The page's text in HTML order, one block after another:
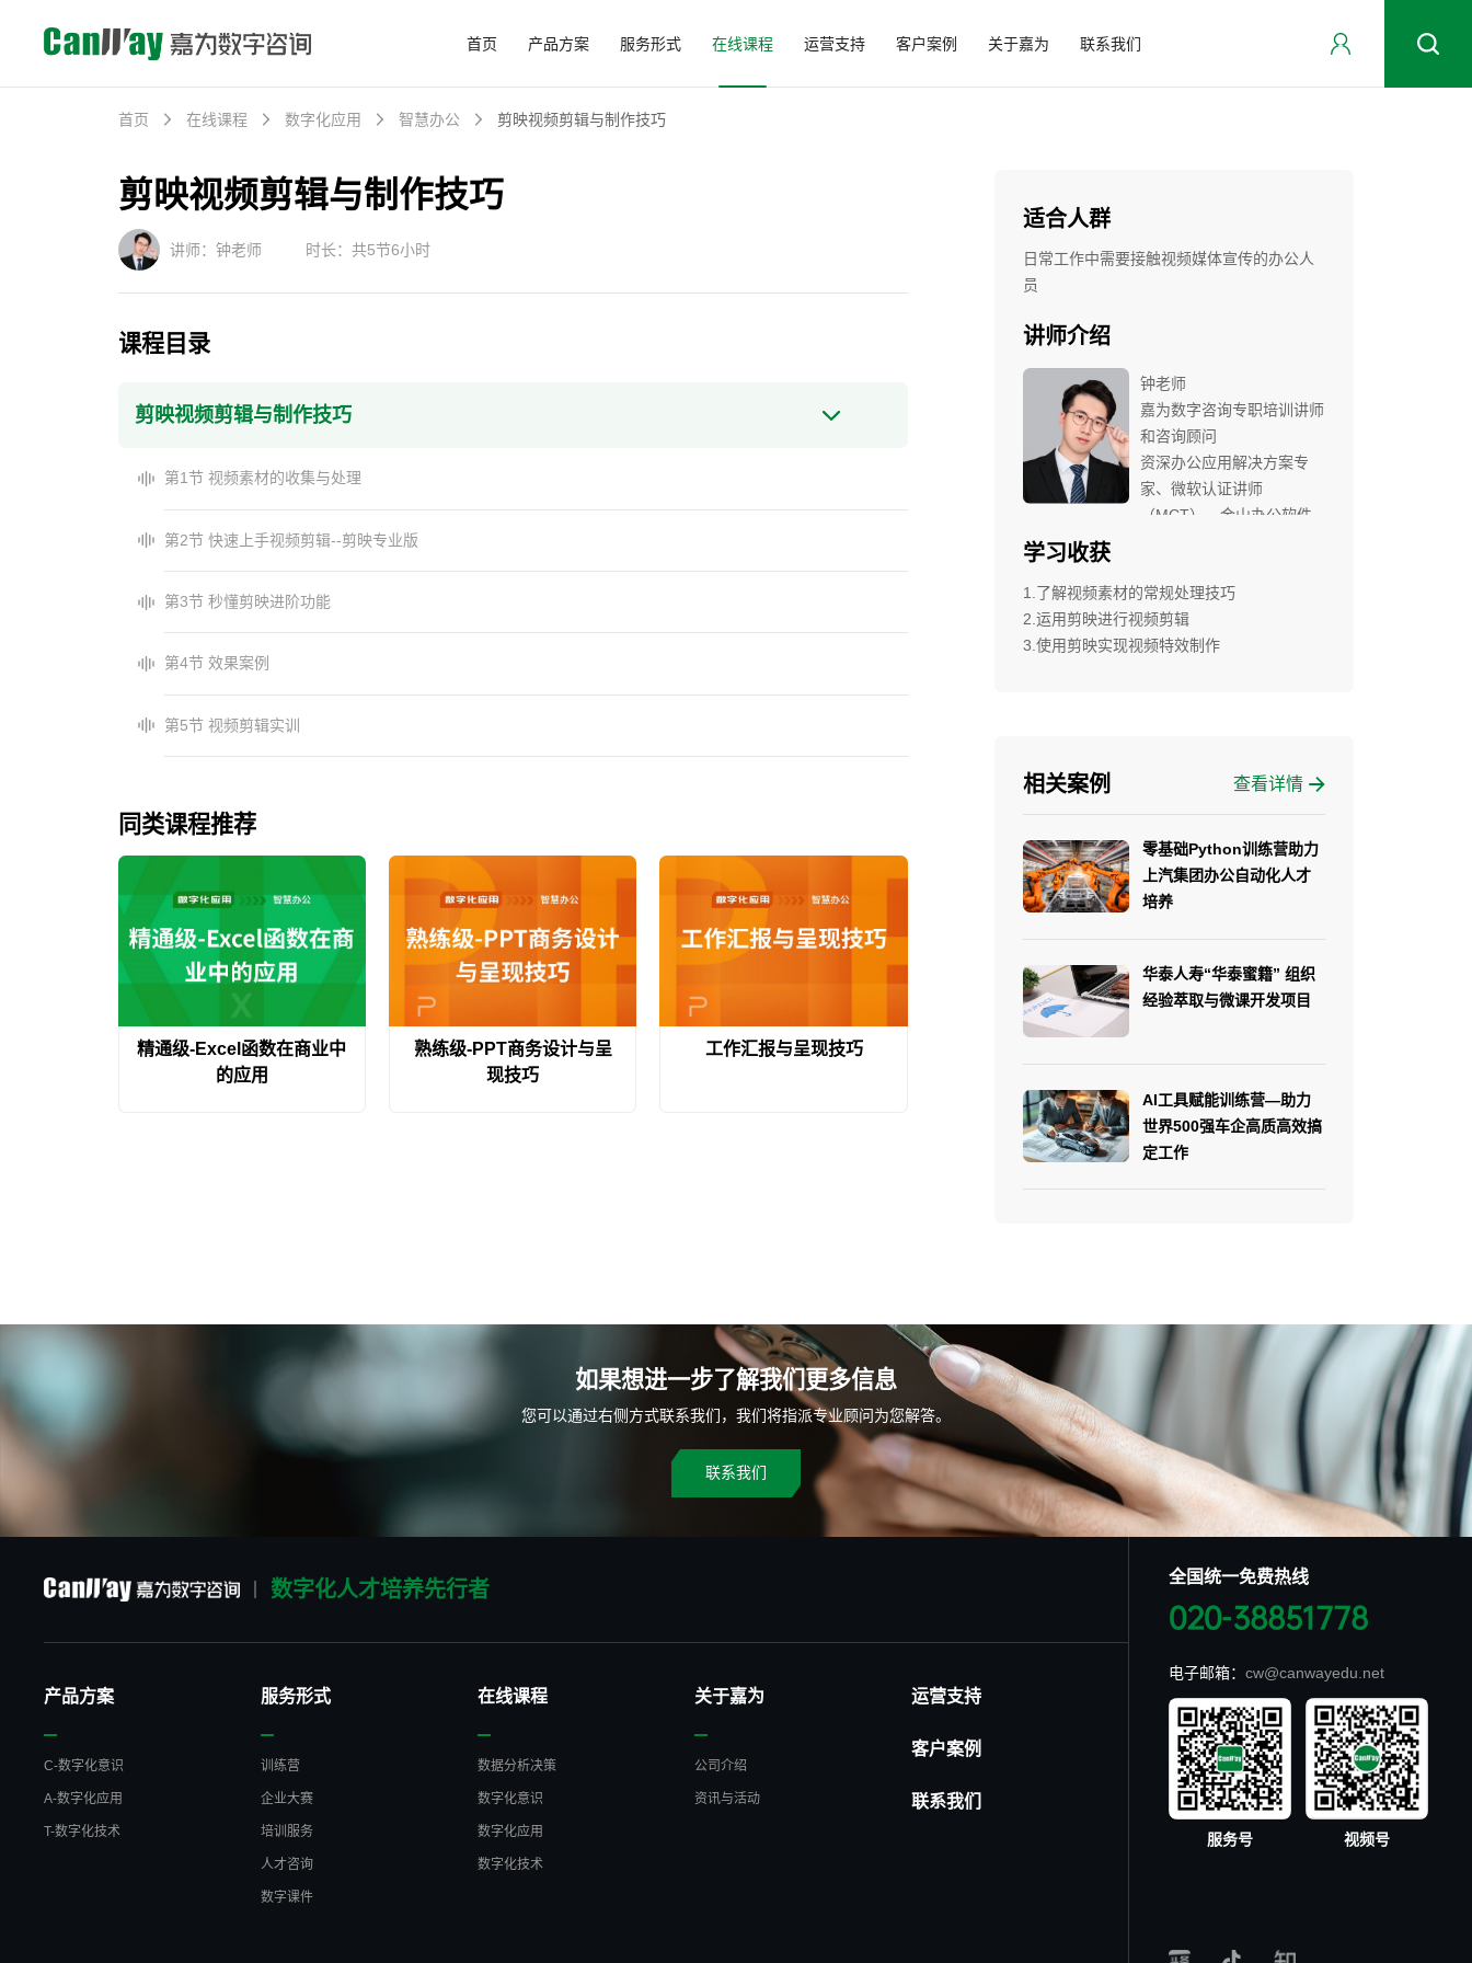
首页 产品方案 服务形式 在线课程 运营支持 客户案例 关于嘉为 联系我们
首页 在线课程 数字化应用 智慧办公 剪映视频剪辑与制作技巧
剪映视频剪辑与制作技巧
讲师：钟老师 时长：共5节6小时
课程目录
剪映视频剪辑与制作技巧
第1节 视频素材的收集与处理
第2节 快速上手视频剪辑--剪映专业版
第3节 秒懂剪映进阶功能
第4节 效果案例
第5节 视频剪辑实训
同类课程推荐
精通级-Excel函数在商业中
的应用
熟练级-PPT商务设计与呈
现技巧
工作汇报与呈现技巧
适合人群
日常工作中需要接触视频媒体宣传的办公人
员
讲师介绍
钟老师
嘉为数字咨询专职培训讲师
和咨询顾问
资深办公应用解决方案专
家、微软认证讲师
（MCT）、金山办公软件
座特聘讲师，华南农业大
学、广州大学、广东财经大
学客座讲师。
学习收获
1.了解视频素材的常规处理技巧
2.运用剪映进行视频剪辑
3.使用剪映实现视频特效制作
相关案例 查看详情
零基础Python训练营助力
上汽集团办公自动化人才
培养
华泰人寿“华泰蜜籍” 组织
经验萃取与微课开发项目
AI工具赋能训练营—助力
世界500强车企高质高效搞
定工作
如果想进一步了解我们更多信息
您可以通过右侧方式联系我们，我们将指派专业顾问为您解答。
联系我们
数字化人才培养先行者
产品方案
C-数字化意识
A-数字化应用
T-数字化技术
服务形式
训练营
企业大赛
培训服务
人才咨询
数字课件
在线课程
数据分析决策
数字化意识
数字化应用
数字化技术
关于嘉为
公司介绍
资讯与活动
运营支持
客户案例
联系我们
全国统一免费热线
020-38851778
电子邮箱： cw@canwayedu.net
服务号 视频号